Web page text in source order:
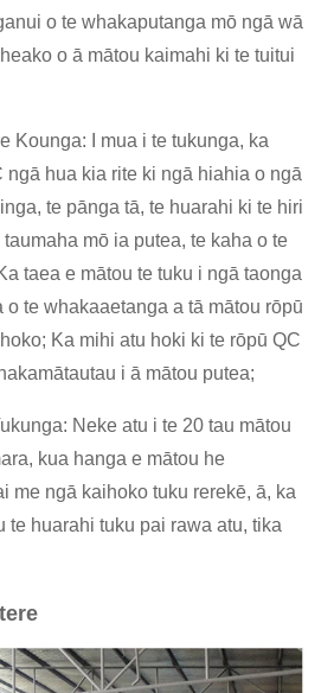
o te whakaputanga mō ngā wā
o ā mātou kaimahi ki te tuitui
Kounga: I mua i te tukunga, ka
ngā hua kia rite ki ngā hiahia o ngā
te pānga tā, te huarahi ki te hiri
mō ia putea, te kaha o te
taea e mātou te tuku i ngā taonga
te whakaaetanga a tā mātou rōpū
Ka mihi atu hoki ki te rōpū QC
i ā mātou putea;
Neke atu i te 20 tau mātou
kua hanga e mātou he
me ngā kaihoko tuku rerekē, ā, ka
te huarahi tuku pai rawa atu, tika